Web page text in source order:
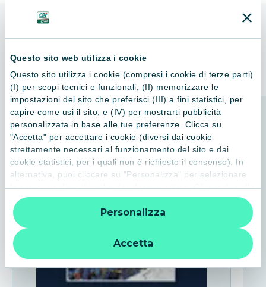
Questo sito web utilizza i cookie
Questo sito utilizza i cookie (compresi i cookie di terze parti)
(I) per scopi tecnici e funzionali, (II) memorizzare le
impostazioni del sito che preferisci (III) a fini statistici, per
capire come usi il sito; e (IV) per mostrarti pubblicità
personalizzata in base alle tue preferenze. Clicca su
"Accetta" per accettare i cookie (diversi dai cookie
strettamente necessari al funzionamento del sito e dai
cookie statistici, per i quali non è richiesto il consenso). In
alternativa, puoi cliccare su "Personalizza" per selezionare
le categorie di cookie che desideri accettare. Cliccando sulla
“X” le impostazioni predefinite vengono lasciate invariate e
quindi la navigazione può continuare senza cookie o altri
strumenti di tracciamento diversi da quelli tecnici. Per
ulteriori informazioni:
informativa privacy
Accetta
Personalizza
Consigliati per te